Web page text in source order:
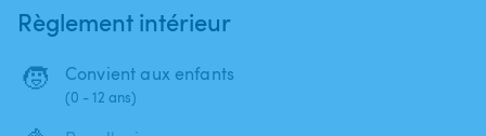
Règlement intérieur
🧒 Convient aux enfants
(0 - 12 ans)